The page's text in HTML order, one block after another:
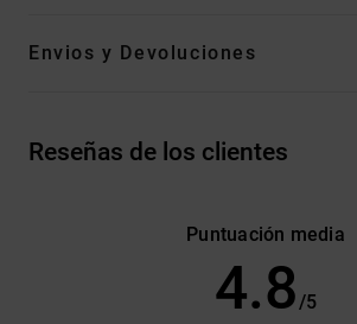
Envios y Devoluciones
Reseñas de los clientes
Puntuación media
4.8 /5